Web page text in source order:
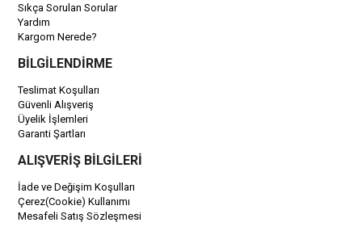
Sıkça Sorulan Sorular
Yardım
Kargom Nerede?
BİLGİLENDİRME
Teslimat Koşulları
Güvenli Alışveriş
Üyelik İşlemleri
Garanti Şartları
ALIŞVERİŞ BİLGİLERİ
İade ve Değişim Koşulları
Çerez(Cookie) Kullanımı
Mesafeli Satış Sözleşmesi